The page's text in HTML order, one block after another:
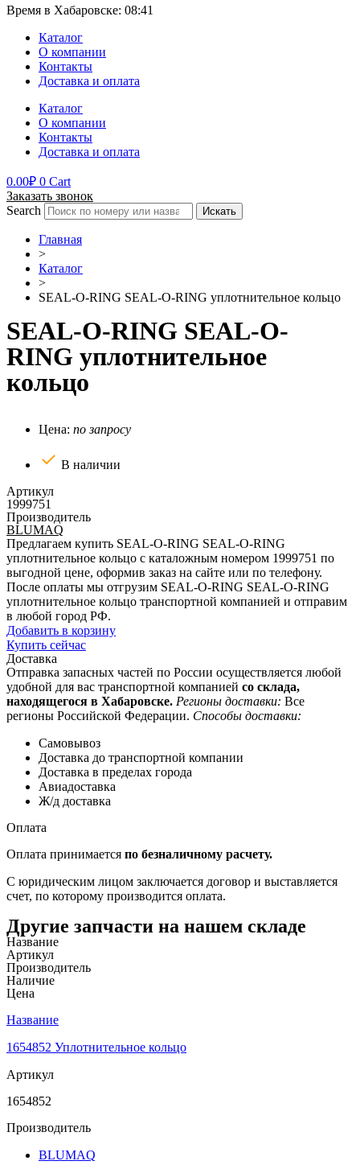
Время в Хабаровске: 08:41
Каталог
О компании
Контакты
Доставка и оплата
Каталог
О компании
Контакты
Доставка и оплата
0.00₽ 0 Cart
Заказать звонок
Search
Искать
Главная
>
Каталог
>
SEAL-O-RING SEAL-O-RING уплотнительное кольцо
SEAL-O-RING SEAL-O-
RING уплотнительное
кольцо
Цена: по запросу
В наличии
Артикул
1999751
Производитель
BLUMAQ
Предлагаем купить SEAL-O-RING SEAL-O-RING
уплотнительное кольцо с каталожным номером 1999751 по
выгодной цене, оформив заказ на сайте или по телефону.
После оплаты мы отгрузим SEAL-O-RING SEAL-O-RING
уплотнительное кольцо транспортной компанией и отправим
в любой город РФ.
Добавить в корзину
Купить сейчас
Доставка
Отправка запасных частей по России осуществляется любой
удобной для вас транспортной компанией со склада,
находящегося в Хабаровске. Регионы доставки: Все
регионы Российской Федерации. Способы доставки:
Самовывоз
Доставка до транспортной компании
Доставка в пределах города
Авиадоставка
Ж/д доставка
Оплата
Оплата принимается по безналичному расчету.
С юридическим лицом заключается договор и выставляется
счет, по которому производится оплата.
Другие запчасти на нашем складе
Название
Артикул
Производитель
Наличие
Цена
Название
1654852 Уплотнительное кольцо
Артикул
1654852
Производитель
BLUMAQ